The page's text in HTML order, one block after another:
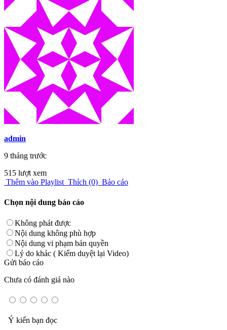
admin
9 tháng trước
515 lượt xem
Thêm vào Playlist Thích (0) Báo cáo
Chọn nội dung báo cáo
Không phát được
Nội dung không phù hợp
Nội dung vi phạm bản quyền
Lý do khác ( Kiểm duyệt lại Video)
Gửi báo cáo
Chưa có đánh giá nào
Ý kiến bạn đọc